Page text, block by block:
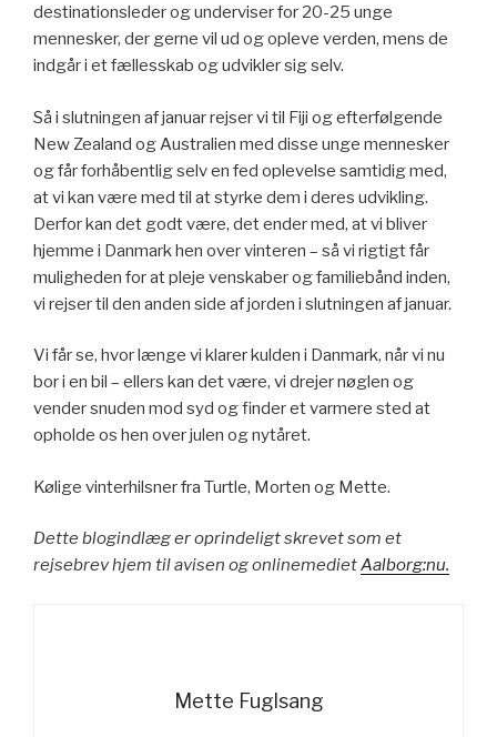
destinationsleder og underviser for 20-25 unge
mennesker, der gerne vil ud og opleve verden, mens de
indgår i et fællesskab og udvikler sig selv.
Så i slutningen af januar rejser vi til Fiji og efterfølgende
New Zealand og Australien med disse unge mennesker
og får forhåbentlig selv en fed oplevelse samtidig med,
at vi kan være med til at styrke dem i deres udvikling.
Derfor kan det godt være, det ender med, at vi bliver
hjemme i Danmark hen over vinteren – så vi rigtigt får
muligheden for at pleje venskaber og familiebånd inden,
vi rejser til den anden side af jorden i slutningen af januar.
Vi får se, hvor længe vi klarer kulden i Danmark, når vi nu
bor i en bil – ellers kan det være, vi drejer nøglen og
vender snuden mod syd og finder et varmere sted at
opholde os hen over julen og nytåret.
Kølige vinterhilsner fra Turtle, Morten og Mette.
Dette blogindlæg er oprindeligt skrevet som et
rejsebrev hjem til avisen og onlinemedietAalborg:nu.
Mette Fuglsang